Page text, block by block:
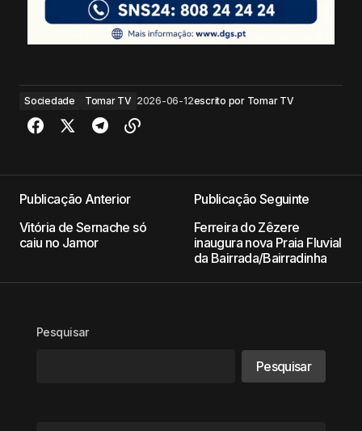
Sociedade Tomar TV 2026-06-12escrito por Tomar TV
Publicação Anterior
Vitória de Sernache só
caiu no Jamor
Publicação Seguinte
Ferreira do Zêzere
inaugura nova Praia Fluvial
da Bairrada/Bairradinha
Pesquisar
Pesquisar